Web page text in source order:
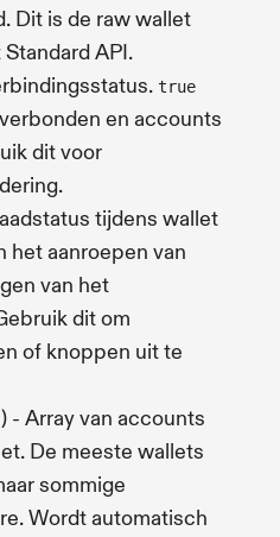
Dit is de raw wallet
API.
true
en accounts
dit voor
tijdens wallet
het aanroepen van
van het
dit om
of knoppen uit te
) - Array van accounts
De meeste wallets
sommige
Wordt automatisch